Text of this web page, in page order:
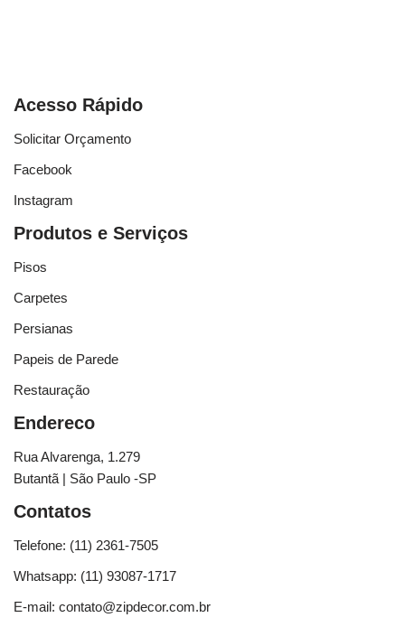
Acesso Rápido
Solicitar Orçamento
Facebook
Instagram
Produtos e Serviços
Pisos
Carpetes
Persianas
Papeis de Parede
Restauração
Endereco
Rua Alvarenga, 1.279
Butantã | São Paulo -SP
Contatos
Telefone: (11) 2361-7505
Whatsapp: (11) 93087-1717
E-mail: contato@zipdecor.com.br